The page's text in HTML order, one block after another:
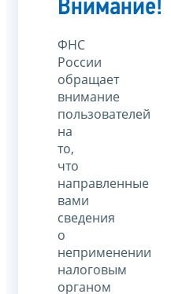
Внимание!
ФНС
России
обращает
внимание
пользователей
на
то,
что
направленные
вами
сведения
о
неприменении
налоговым
органом